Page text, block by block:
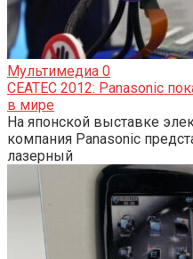
Мультимедиа 0
CEATEC 2012: Panasonic
в мире
На японской выставке
компания Panasonic
лазерный